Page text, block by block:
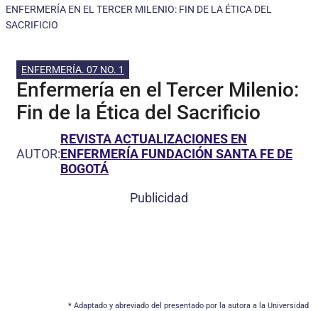
ENFERMERÍA EN EL TERCER MILENIO: FIN DE LA ÉTICA DEL
SACRIFICIO
ENFERMERÍA. 07 NO. 1
Enfermería en el Tercer Milenio:
Fin de la Ética del Sacrificio
AUTOR:
REVISTA ACTUALIZACIONES EN
ENFERMERÍA FUNDACIÓN SANTA FE DE
BOGOTÁ
Publicidad
* Adaptado y abreviado del presentado por la autora a la Universidad